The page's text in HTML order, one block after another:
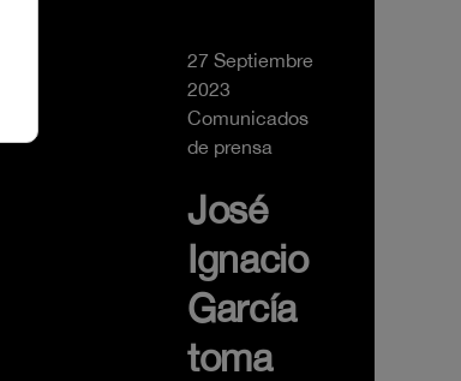
27 Septiembre
2023
Comunicados
de prensa
José
Ignacio
García
toma